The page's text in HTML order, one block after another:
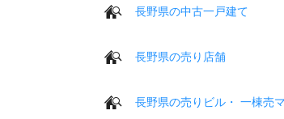
長野県の中古一戸建て
長野県の売り店舗
長野県の売りビル・ 一棟売